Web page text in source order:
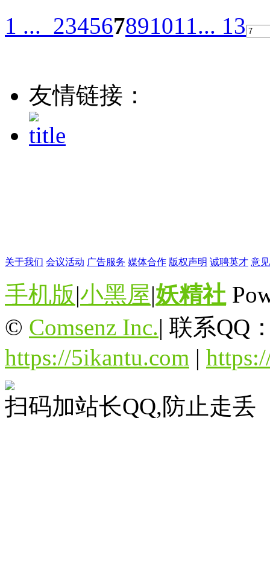
1 ... 234567891011 ... 13
友情链接：
关于我们 会议活动 广告服务 媒体合作 版权声明 诚聘英才 意
手机版|小黑屋|妖精社
© Comsenz Inc.| 联系QQ
https://5ikantu.com |
扫码加站长QQ,防止走丢